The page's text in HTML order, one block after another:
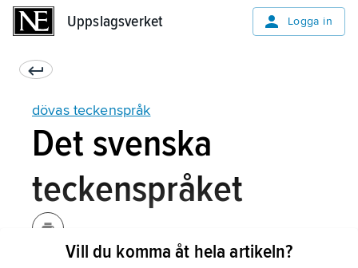
Uppslagsverket Logga in
dövas teckenspråk
Det svenska
teckenspråket
Vill du komma åt hela artikeln?